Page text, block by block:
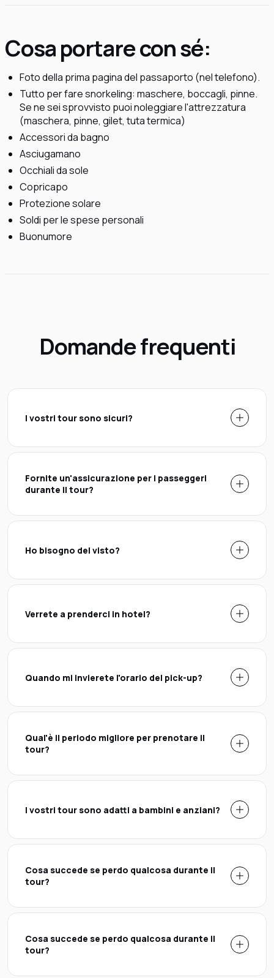
Cosa portare con sé:
Foto della prima pagina del passaporto (nel telefono).
Tutto per fare snorkeling: maschere, boccagli, pinne.
Se ne sei sprovvisto puoi noleggiare l'attrezzatura
(maschera, pinne, gilet, tuta termica)
Accessori da bagno
Asciugamano
Occhiali da sole
Copricapo
Protezione solare
Soldi per le spese personali
Buonumore
Domande frequenti
I vostri tour sono sicuri?
Fornite un'assicurazione per i passeggeri
durante il tour?
Ho bisogno del visto?
Verrete a prenderci in hotel?
Quando mi invierete l'orario del pick-up?
Qual'è il periodo migliore per prenotare il
tour?
I vostri tour sono adatti a bambini e anziani?
Cosa succede se perdo qualcosa durante il
tour?
Cosa succede se perdo qualcosa durante il
tour?